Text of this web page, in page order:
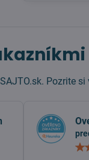
Pozrite